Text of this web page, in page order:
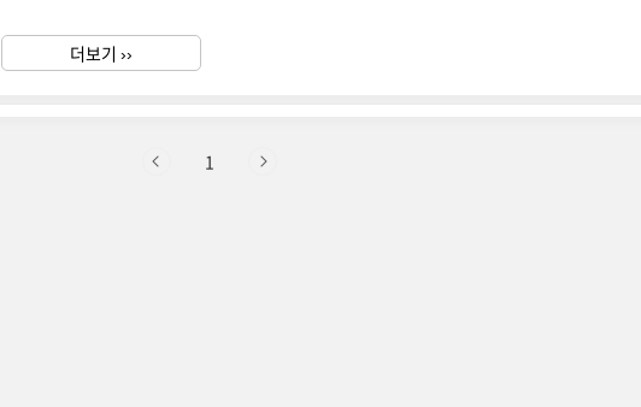
다. 크런치는 다양한 변형이 있어 초보자부터 숙련자까지 누구나 쉽게 접근할 수 있습니다. 기
본적인 크런치는 무릎을 굽히고 발을 바닥에 고정한 상태에서 시작합니다. 손..
더보기 ››
1